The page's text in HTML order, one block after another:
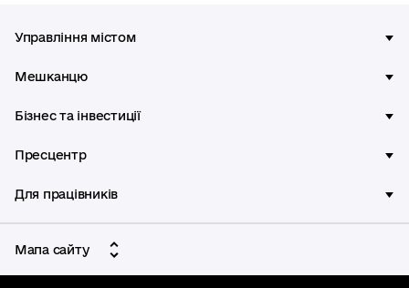
Управління містом
Мешканцю
Бізнес та інвестиції
Пресцентр
Для працівників
Мапа сайту